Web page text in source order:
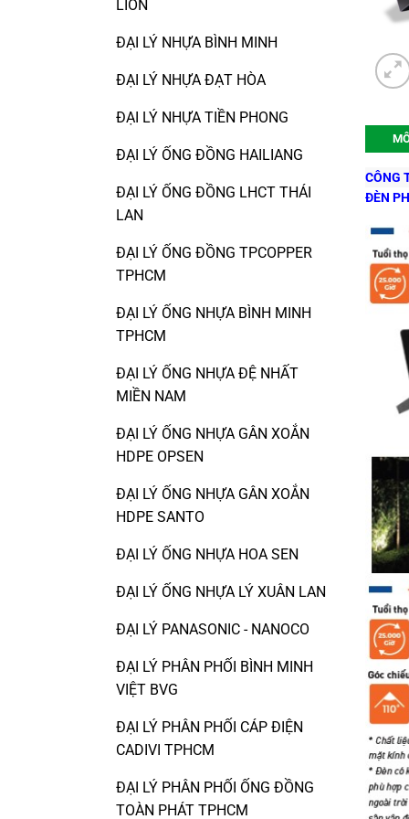
LION
ĐẠI LÝ NHỰA BÌNH MINH
ĐẠI LÝ NHỰA ĐẠT HÒA
ĐẠI LÝ NHỰA TIỀN PHONG
ĐẠI LÝ ỐNG ĐỒNG HAILIANG
ĐẠI LÝ ỐNG ĐỒNG LHCT THÁI
LAN
ĐẠI LÝ ỐNG ĐỒNG TPCOPPER
TPHCM
ĐẠI LÝ ỐNG NHỰA BÌNH MINH
TPHCM
ĐẠI LÝ ỐNG NHỰA ĐỆ NHẤT
MIỀN NAM
ĐẠI LÝ ỐNG NHỰA GÂN XOẮN
HDPE OPSEN
ĐẠI LÝ ỐNG NHỰA GÂN XOẮN
HDPE SANTO
ĐẠI LÝ ỐNG NHỰA HOA SEN
ĐẠI LÝ ỐNG NHỰA LÝ XUÂN LAN
ĐẠI LÝ PANASONIC - NANOCO
ĐẠI LÝ PHÂN PHỐI BÌNH MINH
VIỆT BVG
ĐẠI LÝ PHÂN PHỐI CÁP ĐIỆN
CADIVI TPHCM
ĐẠI LÝ PHÂN PHỐI ỐNG ĐỒNG
TOÀN PHÁT TPHCM
CÔNG
ĐÈN